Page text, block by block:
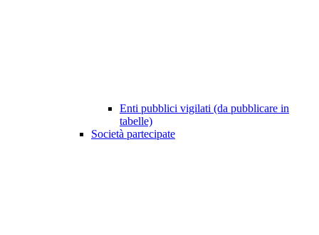
Enti pubblici vigilati (da pubblicare in
tabelle)
Società partecipate